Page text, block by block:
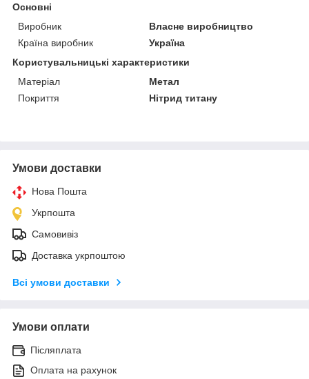
Основні
Виробник
Власне виробництво
Країна виробник
Україна
Користувальницькі характеристики
Матеріал
Метал
Покриття
Нітрид титану
Умови доставки
Нова Пошта
Укрпошта
Самовивіз
Доставка укрпоштою
Всі умови доставки
Умови оплати
Післяплата
Оплата на рахунок